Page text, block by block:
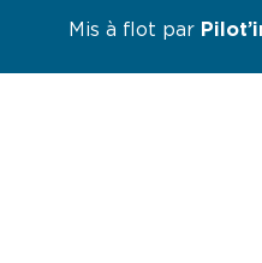
Mis à flot par